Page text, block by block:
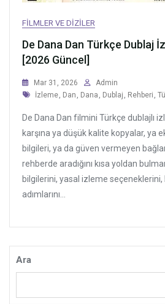
FILMLER VE DIZILER
De Dana Dan Türkçe Dublaj
[2026 Güncel]
Mar 31, 2026
Admin
Tags
İzleme, Dan , Dana , Dublaj , Rehberi ,
De Dana Dan filmini Türkçe dublajlı
karşına ya düşük kalite kopyalar, ya
bilgileri, ya da güven vermeyen
rehberde aradığını kısa yoldan
bilgilerini, yasal izleme seçeneklerini,
adımlarını...
Ara